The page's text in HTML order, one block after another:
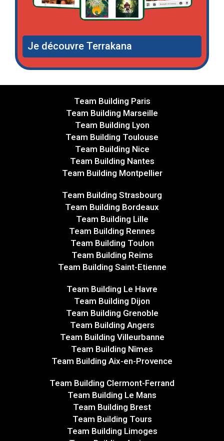
Je découvre Terrakana
Team Building Paris
Team Building Marseille
Team Building Lyon
Team Building Toulouse
Team Building Nice
Team Building Nantes
Team Building Montpellier
Team Building Strasbourg
Team Building Bordeaux
Team Building Lille
Team Building Rennes
Team Building Toulon
Team Building Reims
Team Building Saint-Etienne
Team Building Le Havre
Team Building Dijon
Team Building Grenoble
Team Building Angers
Team Building Villeurbanne
Team Building Nîmes
Team Building Aix-en-Provence
Team Building Clermont-Ferrand
Team Building Le Mans
Team Building Brest
Team Building Tours
Team Building Limoges